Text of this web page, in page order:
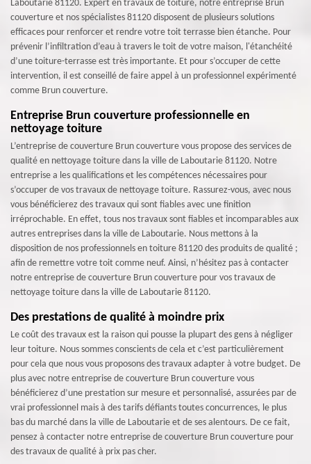
Laboutarie 81120. Expert en travaux de toiture, notre entreprise Brun
couverture et nos spécialistes 81120 disposent de plusieurs solutions
efficaces pour renforcer et rendre votre toit terrasse bien étanche. Pour
prévenir l’infiltration d’eau à travers le toit de votre maison, l'étanchéité
d’une toiture-terrasse est très importante. Et pour s’occuper de cette
intervention, il est conseillé de faire appel à un professionnel expérimenté
comme Brun couverture.
Entreprise Brun couverture professionnelle en
nettoyage toiture
L’entreprise de couverture Brun couverture vous propose des services de
qualité en nettoyage toiture dans la ville de Laboutarie 81120. Notre
entreprise a les qualifications et les compétences nécessaires pour
s’occuper de vos travaux de nettoyage toiture. Rassurez-vous, avec nous
vous bénéficierez des travaux qui sont fiables avec une finition
irréprochable. En effet, tous nos travaux sont fiables et incomparables aux
autres entreprises dans la ville de Laboutarie. Nous mettons à la
disposition de nos professionnels en toiture 81120 des produits de qualité ;
afin de remettre votre toit comme neuf. Ainsi, n’hésitez pas à contacter
notre entreprise de couverture Brun couverture pour vos travaux de
nettoyage toiture dans la ville de Laboutarie 81120.
Des prestations de qualité à moindre prix
Le coût des travaux est la raison qui pousse la plupart des gens à négliger
leur toiture. Nous sommes conscients de cela et c’est particulièrement
pour cela que nous vous proposons des travaux adapter à votre budget. De
plus avec notre entreprise de couverture Brun couverture vous
bénéficierez d’une prestation sur mesure et personnalisé, assurées par de
vrai professionnel mais à des tarifs défiants toutes concurrences, le plus
bas du marché dans la ville de Laboutarie et de ses alentours. De ce fait,
pensez à contacter notre entreprise de couverture Brun couverture pour
des travaux de qualité à prix pas cher.